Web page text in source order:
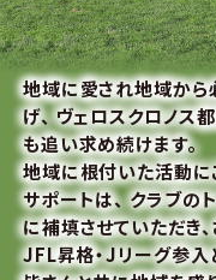
地域に愛され地域から
げ、ヴェロスクロノス
も追い求め続けます。
地域に根付いた活動に
サポートは、クラブの
に補填させていただき
JFL昇格・Jリーグ参入